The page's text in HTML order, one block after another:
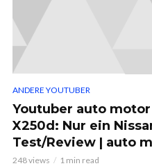
ANDERE YOUTUBER
Youtuber auto
X250d: Nur ein
Test/Review | auto
248 views 1 min read